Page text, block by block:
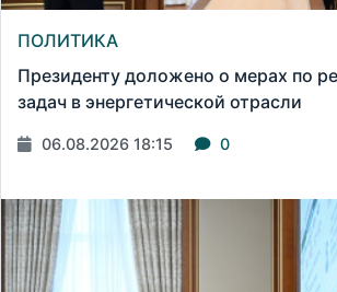
ПОЛИТИКА
Президенту доложено о мерах по
задач в энергетической отрасли
06.08.2026 18:15 0